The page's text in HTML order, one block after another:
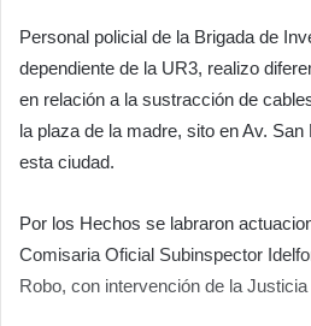
Personal policial de la Brigada de
dependiente de la UR3, realizo
en relación a la sustracción de
la plaza de la madre, sito en Av.
esta ciudad.
Por los Hechos se labraron
Comisaria Oficial Subinspector
Robo, con intervención de la